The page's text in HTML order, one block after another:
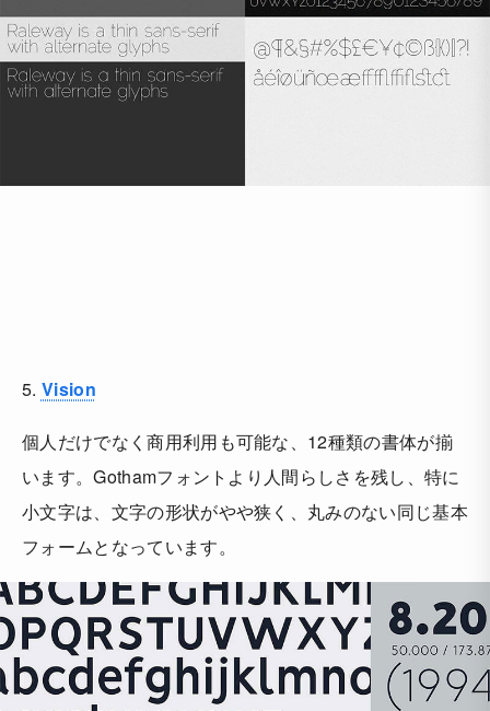
5. Vision
個人だけでなく商用利用も可能な、12種類の書体が揃
います。Gothamフォントより人間らしさを残し、特に
小文字は、文字の形状がやや狭く、丸みのない同じ基本
フォームとなっています。